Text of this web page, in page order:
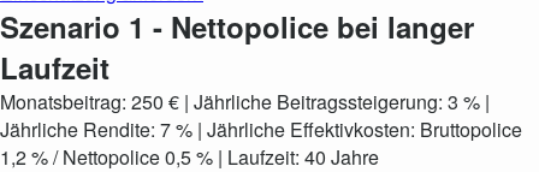
Szenario 1 - Nettopolice bei langer
Laufzeit
Monatsbeitrag: 250 € | Jährliche Beitragssteigerung: 3 % |
Jährliche Rendite: 7 % | Jährliche Effektivkosten: Bruttopolice
1,2 % / Nettopolice 0,5 % | Laufzeit: 40 Jahre